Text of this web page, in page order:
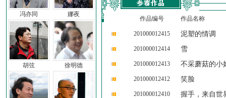
冯亦同 娜夜
胡弦 徐明德
作品编号 作品名称
201000012415 泥塑的情调
201000012414 雪
201000012413 不采蘑菇的小
201000012412 笑脸
201000012410 握手，来自世